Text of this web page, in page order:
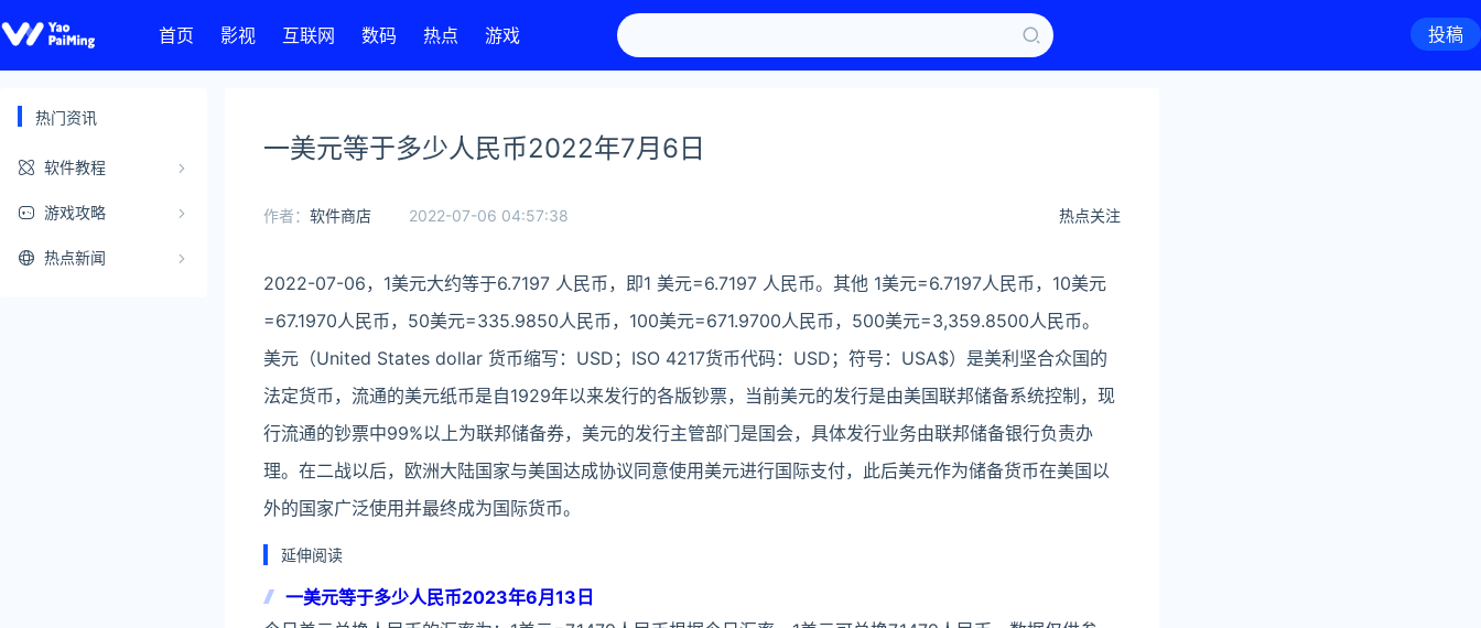
首页 影视 互联网 数码 热点 游戏 投稿
热门资讯
软件教程
游戏攻略
热点新闻
一美元等于多少人民币2022年7月6日
热点关注
作者： 软件商店 2022-07-06 04:57:38
2022-07-06，1美元大约等于6.7197 人民币，即1 美元=6.7197 人民币。其他 1美元=6.7197人民币，10美元
=67.1970人民币，50美元=335.9850人民币，100美元=671.9700人民币，500美元=3,359.8500人民币。
美元（United States dollar 货币缩写：USD；ISO 4217货币代码：USD；符号：USA$）是美利坚合众国的
法定货币，流通的美元纸币是自1929年以来发行的各版钞票，当前美元的发行是由美国联邦储备系统控制，现
行流通的钞票中99%以上为联邦储备券，美元的发行主管部门是国会，具体发行业务由联邦储备银行负责办
理。在二战以后，欧洲大陆国家与美国达成协议同意使用美元进行国际支付，此后美元作为储备货币在美国以
外的国家广泛使用并最终成为国际货币。
延伸阅读
一美元等于多少人民币2023年6月13日